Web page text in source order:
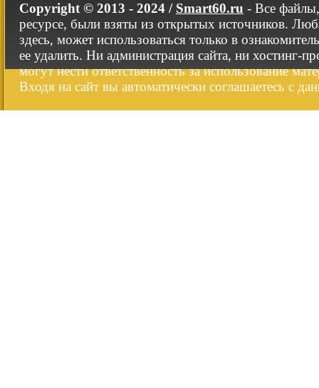
Copyright © 2013 - 2024 / Smart60.ru - Все
ресурсе, были взяты из открытых источников.
здесь, может использоваться только в
ее удалить. Ни администрация сайта, ни хостинг-
могут нести ответственность за использование
Входя на сайт вы автоматически соглашаетесь с